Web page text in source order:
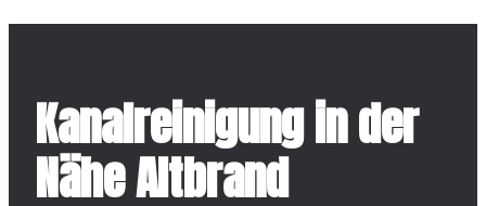
Kanalreinigung in der
Nähe Altbrand